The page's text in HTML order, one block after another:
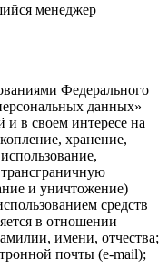
менеджер
Федерального
данных»
и в своем интересе на
хранение,
и уничтожение)
средств
в отношении
имени, отчества;
почты (e-mail);